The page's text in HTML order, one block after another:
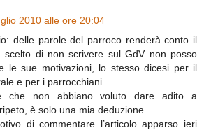
2010 alle ore 20:04
delle parole del parroco renderà conto il
scelto di non scrivere sul GdV non posso
le sue motivazioni, lo stesso dicesi per il
e per i parrocchiani.
che non abbiano voluto dare adito a
è solo una mia deduzione.
di commentare l’articolo apparso ieri